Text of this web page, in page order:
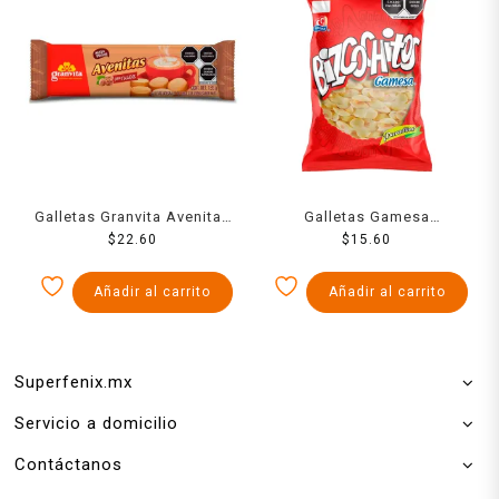
Galletas Granvita Avenitas
de avena integral sabor
$22.60
Añadir al carrito
Galletas Gamesa
Bizcochitos doraditos
$15.60
Añadir al carrito
Superfenix.mx
Servicio a domicilio
Contáctanos